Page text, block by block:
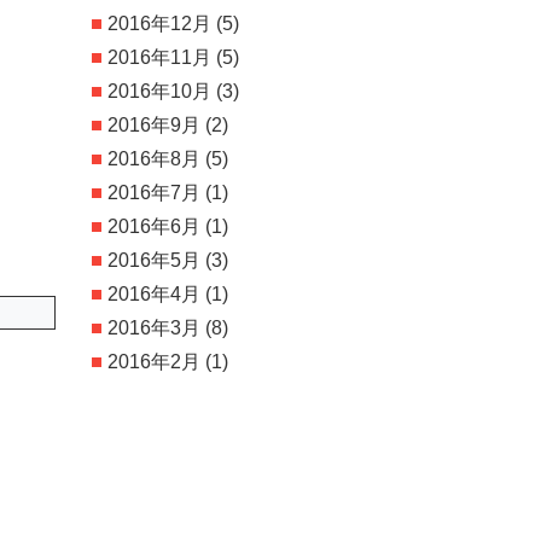
2016年12月 (5)
2016年11月 (5)
2016年10月 (3)
2016年9月 (2)
2016年8月 (5)
2016年7月 (1)
2016年6月 (1)
2016年5月 (3)
2016年4月 (1)
2016年3月 (8)
2016年2月 (1)